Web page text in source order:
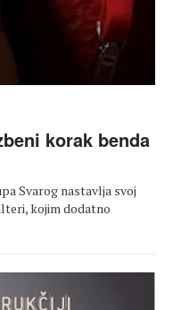
korak benda
Svarog nastavlja svoj
kojim dodatno